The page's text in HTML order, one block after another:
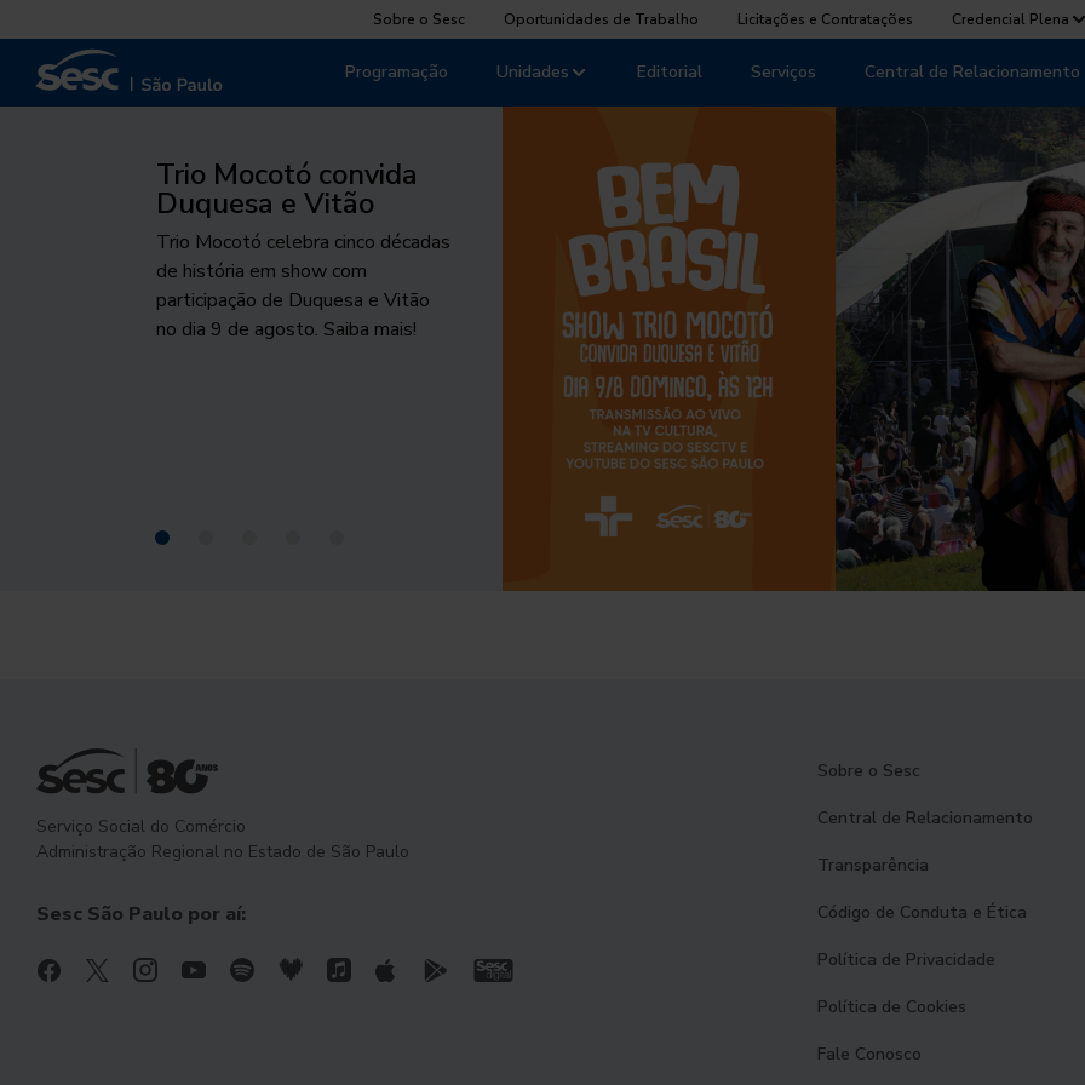
Sobre o Sesc Oportunidades de Trabalho Licitações e Contratações Credencial Plena
Unidades
Programação Editorial Serviços Central de Relacionamento
Trio Mocotó convida
Duquesa e Vitão
Trio Mocotó celebra cinco décadas
de história em show com
participação de Duquesa e Vitão
no dia 9 de agosto. Saiba mais!
Serviço Social do Comércio
Administração Regional no Estado de São Paulo
Sesc São Paulo por aí:
Sobre o Sesc
Central de Relacionamento
Transparência
Código de Conduta e Ética
Política de Privacidade
Política de Cookies
Fale Conosco